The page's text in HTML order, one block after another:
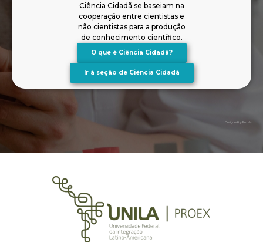
Ciência Cidadã se baseiam na
cooperação entre cientistas e
não cientistas para a produção
de conhecimento científico.
O que é Ciência Cidadã?
Ir à seção de Ciência Cidadã
Designed by Pexels